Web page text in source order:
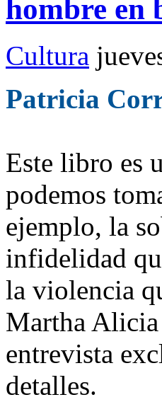
hombre en
Cultura
Patricia
Este libro es
podemos
ejemplo, la
infidelidad
la violencia
Martha
entrevista
detalles.